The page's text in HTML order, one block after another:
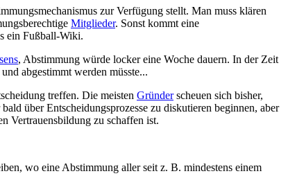
zur Verfügung stellt. Man muss klären
Mitglieder. Sonst kommt eine
ein Fußball-Wiki.
, Abstimmung würde locker eine Woche dauern. In der Zeit
abgestimmt werden müsste...
treffen. Die meisten Gründerscheuen sich bisher,
über Entscheidungsprozesse zu diskutieren beginnen, aber
Vertrauensbildung zu schaffen ist.
wo eine Abstimmung aller seit z. B. mindestens einem